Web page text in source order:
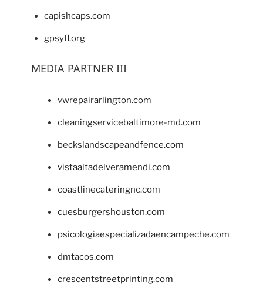
capishcaps.com
gpsyfl.org
MEDIA PARTNER III
vwrepairarlington.com
cleaningservicebaltimore-md.com
beckslandscapeandfence.com
vistaaltadelveramendi.com
coastlinecateringnc.com
cuesburgershouston.com
psicologiaespecializadaencampeche.com
dmtacos.com
crescentstreetprinting.com